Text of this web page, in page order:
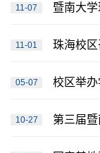
11-07 暨南大学
11-01 珠海校
05-07 校区举
10-27 第三届暨